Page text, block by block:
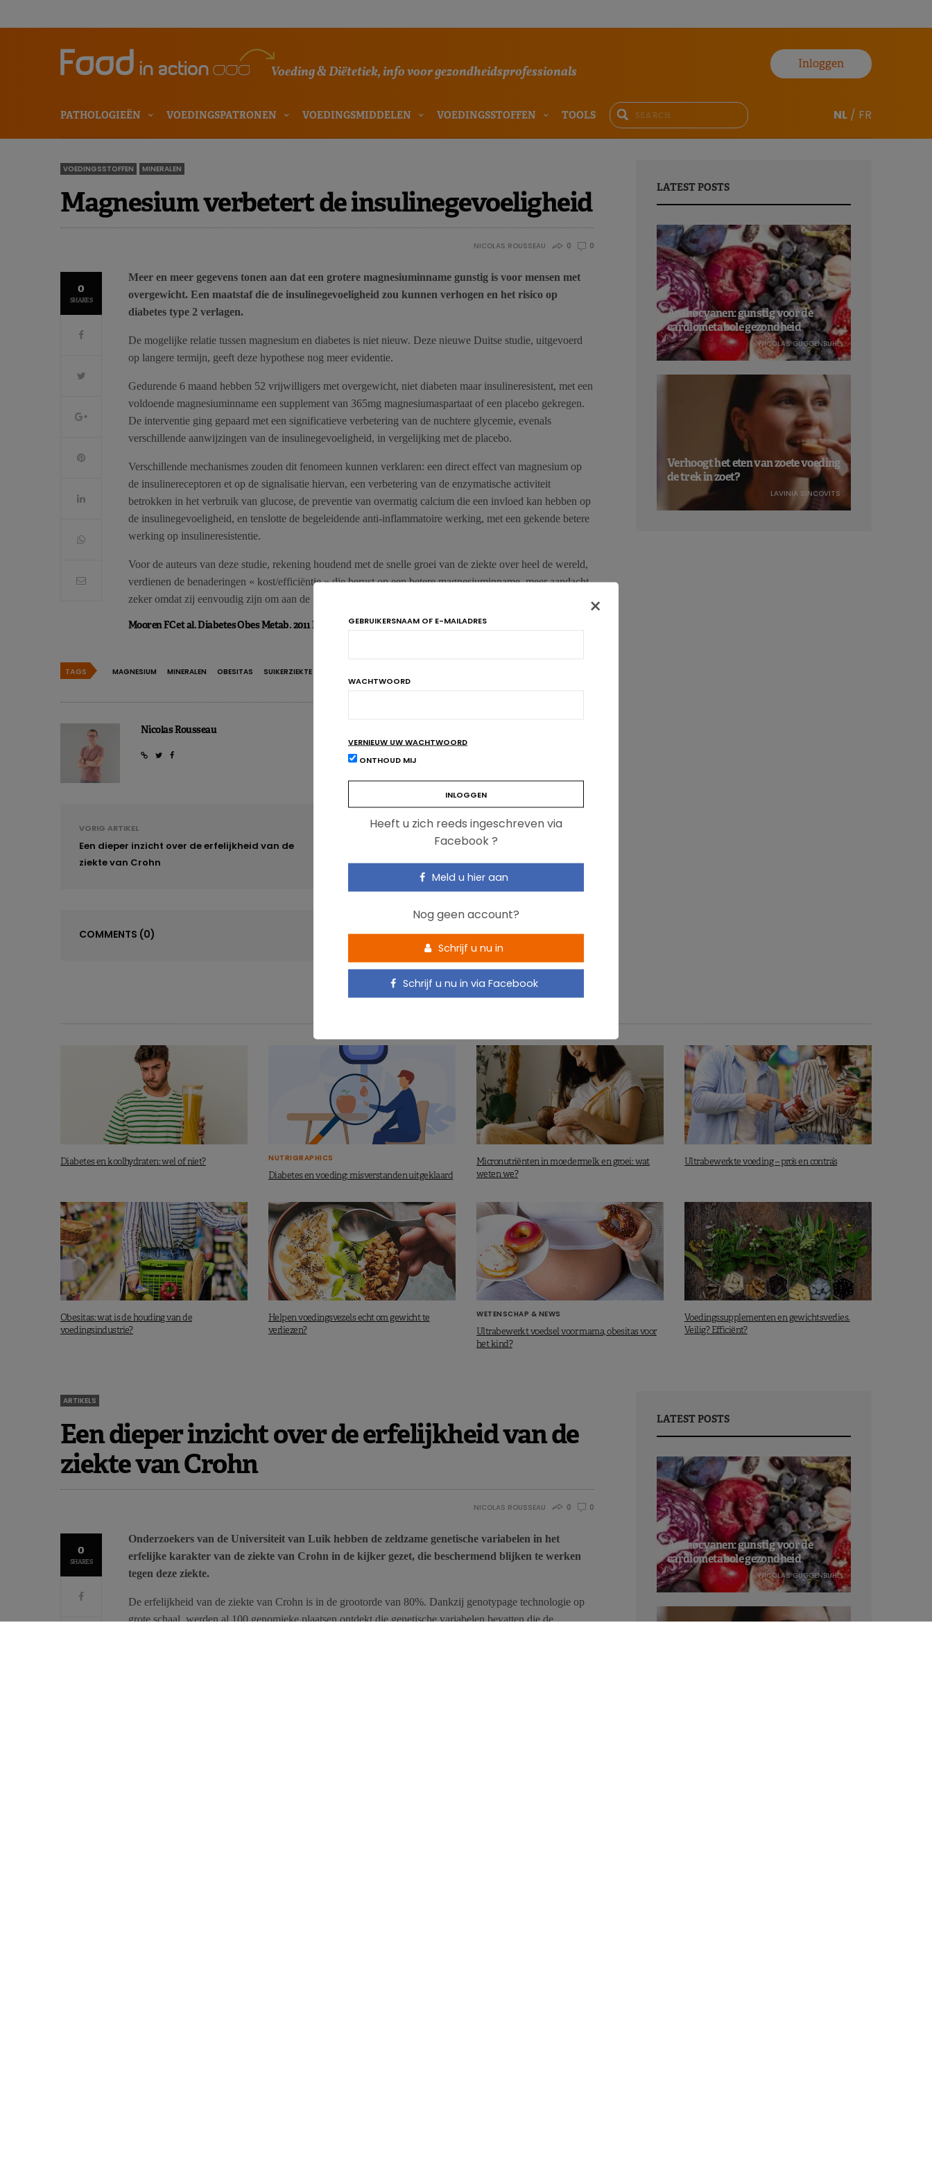
Voeding & Diëtetiek, info voor gezondheidsprofessionals
Inloggen
PATHOLOGIEËN VOEDINGSPATRONEN VOEDINGSMIDDELEN VOEDINGSSTOFFEN TOOLS NL / FR
VOEDINGSSTOFFEN MINERALEN
Magnesium verbetert de insulinegevoeligheid
NICOLAS ROUSSEAU 0 0
0
SHARES
Meer en meer gegevens tonen aan dat een grotere magnesiuminname gunstig is voor mensen met
overgewicht. Een maatstaf die de insulinegevoeligheid zou kunnen verhogen en het risico op
diabetes type 2 verlagen.
De mogelijke relatie tussen magnesium en diabetes is niet nieuw. Deze nieuwe Duitse studie, uitgevoerd
op langere termijn, geeft deze hypothese nog meer evidentie.
Gedurende 6 maand hebben 52 vrijwilligers met overgewicht, niet diabeten maar insulineresistent, met een
voldoende magnesiuminname een supplement van 365mg magnesiumaspartaat of een placebo gekregen.
De interventie ging gepaard met een significatieve verbetering van de nuchtere glycemie, evenals
verschillende aanwijzingen van de insulinegevoeligheid, in vergelijking met de placebo.
Verschillende mechanismes zouden dit fenomeen kunnen verklaren: een direct effect van magnesium op
de insulinereceptoren et op de signalisatie hiervan, een verbetering van de enzymatische activiteit
betrokken in het verbruik van glucose, de preventie van overmatig calcium die een invloed kan hebben op
de insulinegevoeligheid, en tenslotte de begeleidende anti-inflammatoire werking, met een gekende betere
werking op insulineresistentie.
Voor de auteurs van deze studie, rekening houdend met de snelle groei van de ziekte over heel de wereld,
verdienen de benaderingen « kost/efficiëntie » die berust op een betere magnesiuminname, meer aandacht,
zeker omdat zij eenvoudig zijn om aan de man te brengen.
Mooren FC et al. Diabetes Obes Metab. 2011 Mar;13(3):281-4. doi: 10.1111/j.1463-1326.2010.01332.x.
TAGS MAGNESIUM MINERALEN OBESITAS SUIKERZIEKTE
Nicolas Rousseau
VORIG ARTIKEL
Een dieper inzicht over de erfelijkheid van de
ziekte van Crohn
VOLGENDE ARTIKEL
Amper 4 Belgen op 10 kennen de seizoenen
van groenten en fruit
COMMENTS (0)
LATEST POSTS
Anthocyanen: gunstig voor de
cardiometabole gezondheid
NICOLAS GUGGENBÜHL
Verhoogt het eten van zoete voeding
de trek in zoet?
LAVINIA SINCOVITS
Diabetes en koolhydraten: wel of niet? NUTRIGRAPHICS
Diabetes en voeding: misverstanden uitgeklaard
Micronutriënten in moedermelk en groei: wat
weten we?
Ultrabewerkte voeding – pro’s en contra’s
Obesitas: wat is de houding van de
voedingsindustrie?
Helpen voedingsvezels echt om gewicht te
verliezen?
WETENSCHAP & NEWS
Ultrabewerkt voedsel voor mama, obesitas voor
het kind?
Voedingssupplementen en gewichtsverlies.
Veilig? Efficiënt?
ARTIKELS
Een dieper inzicht over de erfelijkheid van de
ziekte van Crohn
NICOLAS ROUSSEAU 0 0
0
SHARES
Onderzoekers van de Universiteit van Luik hebben de zeldzame genetische variabelen in het
erfelijke karakter van de ziekte van Crohn in de kijker gezet, die beschermend blijken te werken
tegen deze ziekte.
De erfelijkheid van de ziekte van Crohn is in de grootorde van 80%. Dankzij genotypage technologie op
grote schaal, werden al 100 genomieke plaatsen ontdekt die genetische variabelen bevatten die de
LATEST POSTS
Anthocyanen: gunstig voor de
cardiometabole gezondheid
NICOLAS GUGGENBÜHL
×
GEBRUIKERSNAAM OF E-MAILADRES
WACHTWOORD
VERNIEUW UW WACHTWOORD
ONTHOUD MIJ
Heeft u zich reeds ingeschreven via
Facebook ?
Meld u hier aan
Nog geen account?
Schrijf u nu in
Schrijf u nu in via Facebook